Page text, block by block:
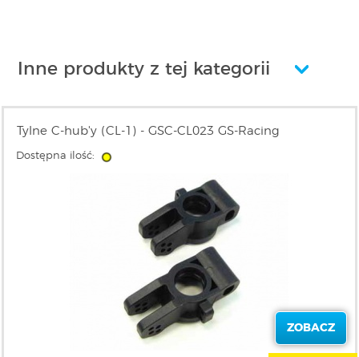
Inne produkty z tej kategorii
Tylne C-hub'y (CL-1) - GSC-CL023 GS-Racing
Dostępna ilość:
ZOBACZ